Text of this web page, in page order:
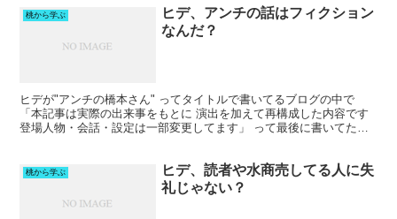
桃から学ぶ
ヒデ、アンチの話はフィクション
なんだ？
ヒデが"アンチの橋本さん" ってタイトルで書いてるブログの中で
「本記事は実際の出来事をもとに 演出を加えて再構成した内容です
登場人物・会話・設定は一部変更してます」 って最後に書いてたけ
桃から学ぶ
ヒデ、読者や水商売してる人に失
礼じゃない？